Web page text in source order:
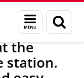
Menu
en
zoeken
the
station.